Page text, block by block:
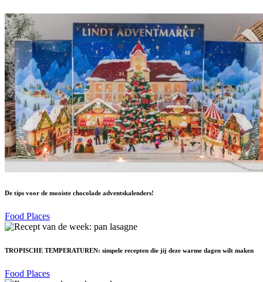
De tips voor de mooiste chocolade adventskalenders!
Food Places
TROPISCHE TEMPERATUREN: simpele recepten die jij deze warme dagen wilt maken
Food Places